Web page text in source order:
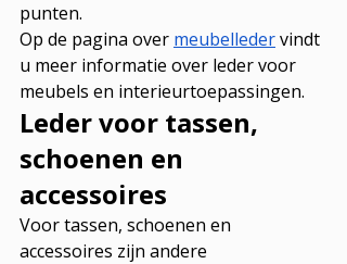
punten.
Op de pagina over meubelleder vindt
u meer informatie over leder voor
meubels en interieurtoepassingen.
Leder voor tassen,
schoenen en
accessoires
Voor tassen, schoenen en
accessoires zijn andere